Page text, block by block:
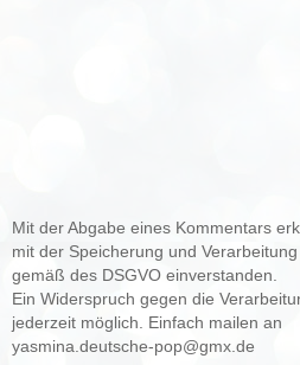
Mit der Abgabe eines Kommentars
mit der Speicherung und
gemäß des DSGVO einverstanden.
Ein Widerspruch gegen die
jederzeit möglich. Einfach mailen an
yasmina.deutsche-pop@gmx.de